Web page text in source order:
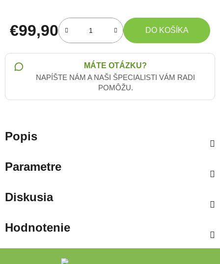
€99,90
Jednotková cena:
DO KOŠÍKA
MÁTE OTÁZKU?
NAPÍŠTE NÁM A NAŠI ŠPECIALISTI VÁM RADI
POMÔŽU.
Popis
Parametre
Diskusia
Hodnotenie